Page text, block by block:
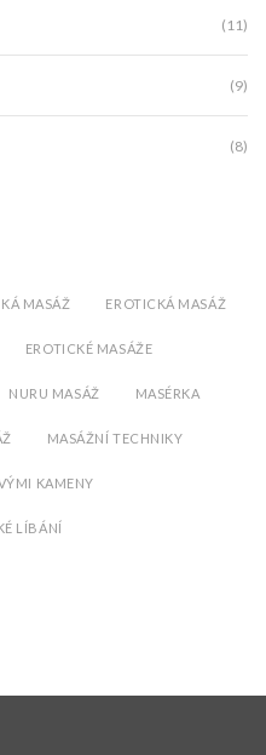
(11)
(9)
(8)
MASÁŽ EROTICKÁ MASÁŽ
EROTICKÉ MASÁŽE
NURU MASÁŽ MASÉRKA
MASÁŽNÍ TECHNIKY
KAMENY
LÍBÁNÍ